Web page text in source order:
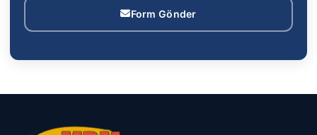
Form Gönder